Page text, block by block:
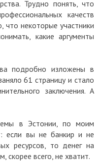
Трудно понять, что
качеств
что некоторые участники
какие аргументы
подробно изложены в
61 страницу и стало
заключения. А
в Эстонии, по моим
если вы не банкир и не
ресурсов, то денег на
скорее всего, не хватит.